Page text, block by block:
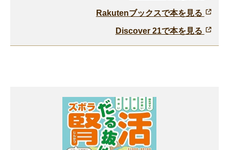
Rakutenブックスで本を見る
Discover 21で本を見る